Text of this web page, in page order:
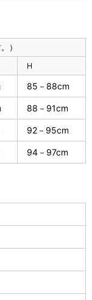
）
H
85－88cm
88－91cm
92－95cm
94－97cm